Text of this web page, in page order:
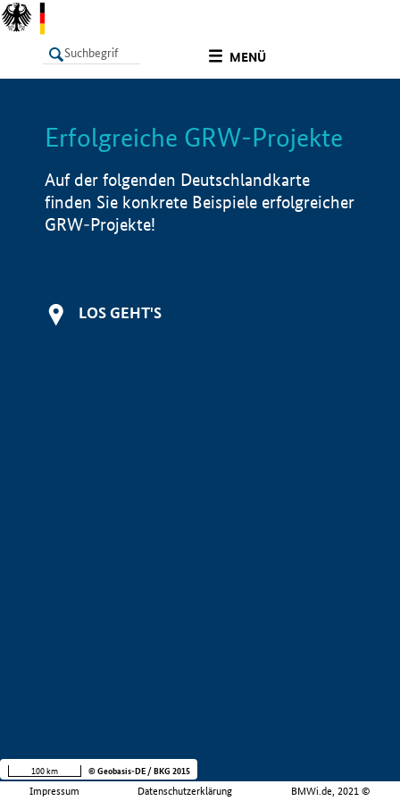
MENÜ
LISTE Info
Erfolgreiche GRW-Projekte
Auf der folgenden Deutschlandkarte
finden Sie konkrete Beispiele erfolgreicher
GRW-Projekte!
LOS GEHT'S
Impressum Datenschutzerklärung BMWi.de, 2021 ©
100 km © Geobasis-DE / BKG 2015